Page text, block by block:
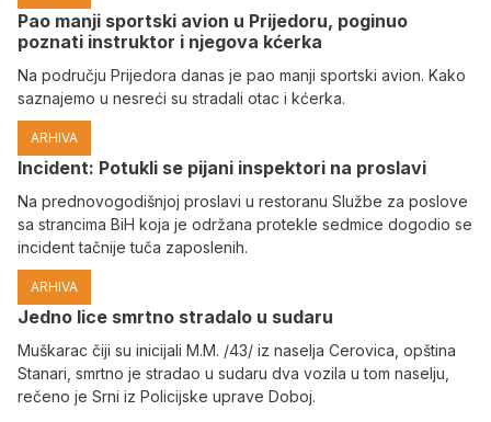
Pao manji sportski avion u Prijedoru, poginuo
poznati instruktor i njegova kćerka
Na području Prijedora danas je pao manji sportski avion. Kako
saznajemo u nesreći su stradali otac i kćerka.
ARHIVA
Incident: Potukli se pijani inspektori na proslavi
Na prednovogodišnjoj proslavi u restoranu Službe za poslove
sa strancima BiH koja je održana protekle sedmice dogodio se
incident tačnije tuča zaposlenih.
ARHIVA
Јedno lice smrtno stradalo u sudaru
Muškarac čiji su inicijali M.M. /43/ iz naselja Cerovica, opština
Stanari, smrtno je stradao u sudaru dva vozila u tom naselju,
rečeno je Srni iz Policijske uprave Doboj.